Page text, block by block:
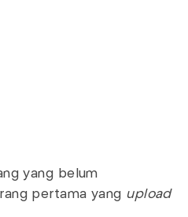
yang belum
pertama yang upload